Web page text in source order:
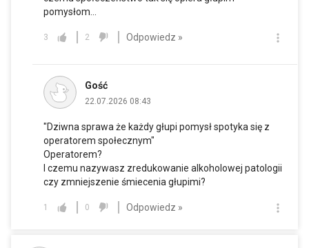
pomysłom...
3 2 Odpowiedz »
Gość
22.07.2026 08:43
"Dziwna sprawa że każdy głupi pomysł spotyka się z
operatorem społecznym"
Operatorem?
I czemu nazywasz zredukowanie alkoholowej patologii
czy zmniejszenie śmiecenia głupimi?
1 0 Odpowiedz »